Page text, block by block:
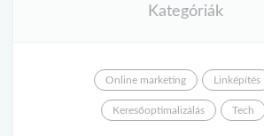
Kategóriák
Online marketing Linképítés
Keresőoptimalizálás Tech